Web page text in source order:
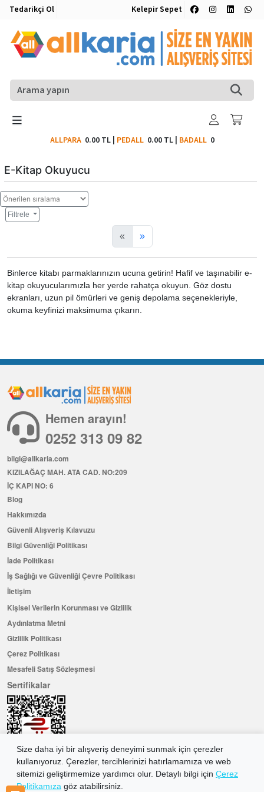
Tedarikçi Ol Kelepir Sepet
ALLPARA 0.00 TL| PEDALL 0.00 TL| BADALL0
E-Kitap Okuyucu
Filtrele
« »
Binlerce kitabı parmaklarınızın ucuna getirin! Hafif ve taşınabilir e-
kitap okuyucularımızla her yerde rahatça okuyun. Göz dostu
ekranları, uzun pil ömürleri ve geniş depolama seçenekleriyle,
okuma keyfinizi maksimuma çıkarın.
Size daha iyi bir alışveriş deneyimi sunmak için çerezler
kullanıyoruz. Çerezler, tercihlerinizi hatırlamamıza ve web
sitemizi geliştirmemize yardımcı olur. Detaylı bilgi için Çerez
Politikamıza göz atabilirsiniz.
Hemen arayın!
0252 313 09 82
bilgi@allkaria.com
KIZILAĞAÇ MAH. ATA CAD. NO:209
İÇ KAPI NO: 6
Blog
Hakkımızda
Güvenli Alışveriş Kılavuzu
Bilgi Güvenliği Politikası
İade Politikası
İş Sağlığı ve Güvenliği Çevre Politikası
İletişim
Kişisel Verilerin Korunması ve Gizlilik
Aydınlatma Metni
Gizlilik Politikası
Çerez Politikası
Mesafeli Satış Sözleşmesi
Sertifikalar
Hemen Üye Olun ...ve 100 ₺ değerinde indirim kuponu kazanın